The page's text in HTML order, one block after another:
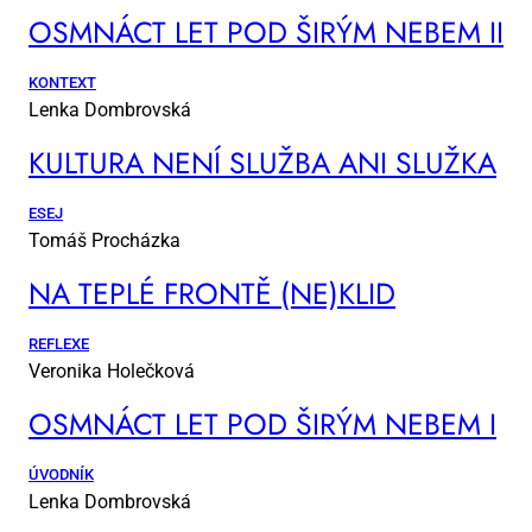
OSM­NÁCT LET POD ŠI­RÝM NE­BEM II
KONTEXT
Lenka Dombrovská
KUL­TU­RA NE­NÍ SLUŽ­BA ANI SLUŽ­KA
ESEJ
Tomáš Procházka
NA TEP­LÉ FRON­TĚ (NE)KLID
REFLEXE
Veronika Holečková
OSM­NÁCT LET POD ŠI­RÝM NE­BEM I
ÚVODNÍK
Lenka Dombrovská